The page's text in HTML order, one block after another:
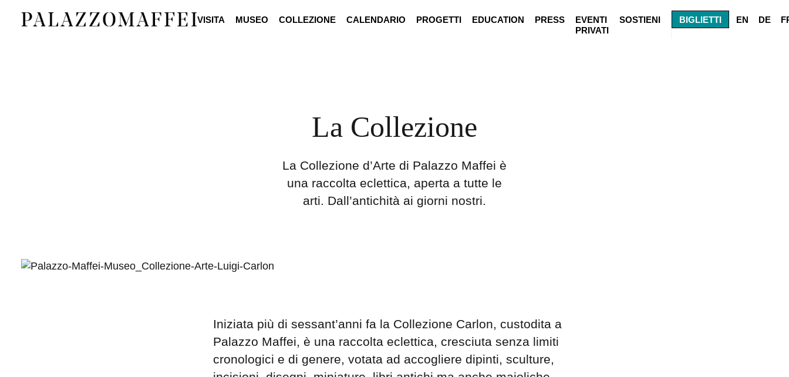
VISITA MUSEO COLLEZIONE CALENDARIO PROGETTI EDUCATION PRESS
EVENTI
PRIVATI
SOSTIENI BIGLIETTI EN DE
La Collezione
La Collezione d’Arte di Palazzo Maffei è
una raccolta eclettica, aperta a tutte le
arti. Dall’antichità ai giorni nostri.
Iniziata più di sessant’anni fa la Collezione Carlon, custodita a
Palazzo Maffei, è una raccolta eclettica, cresciuta senza limiti
cronologici e di genere, votata ad accogliere dipinti, sculture,